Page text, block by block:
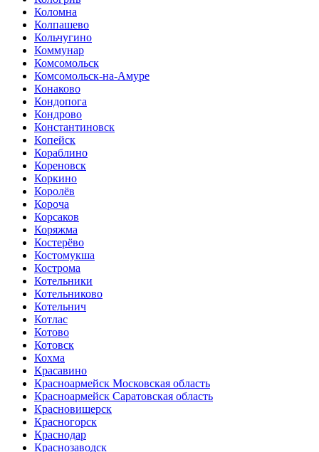
Коломна
Колпашево
Кольчугино
Коммунар
Комсомольск
Комсомольск-на-Амуре
Конаково
Кондопога
Кондрово
Константиновск
Копейск
Кораблино
Кореновск
Коркино
Королёв
Короча
Корсаков
Коряжма
Костерёво
Костомукша
Кострома
Котельники
Котельниково
Котельнич
Котлас
Котово
Котовск
Кохма
Красавино
Красноармейск Московская область
Красноармейск Саратовская область
Красновишерск
Красногорск
Краснодар
Краснозаводск